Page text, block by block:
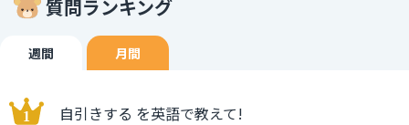
質問ランキング
週間 月間
自引きする を英語で教えて!